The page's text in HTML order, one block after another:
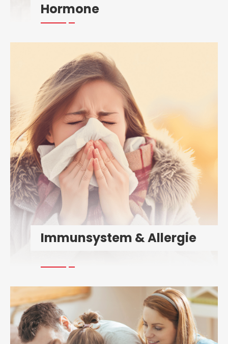
Hormone
Immunsystem & Allergie